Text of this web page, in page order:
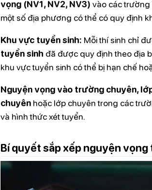
vọng (NV1, NV2, NV3) vào các trường
một số địa phương có thể có quy định
Khu vực tuyển sinh: Mỗi thí sinh chỉ
tuyển sinh đã được quy định theo địa
khu vực tuyển sinh có thể bị hạn chế
Nguyện vọng vào trường chuyên,
chuyên hoặc lớp chuyên trong các
và hình thức xét tuyển.
Bí quyết sắp xếp nguyện vọng